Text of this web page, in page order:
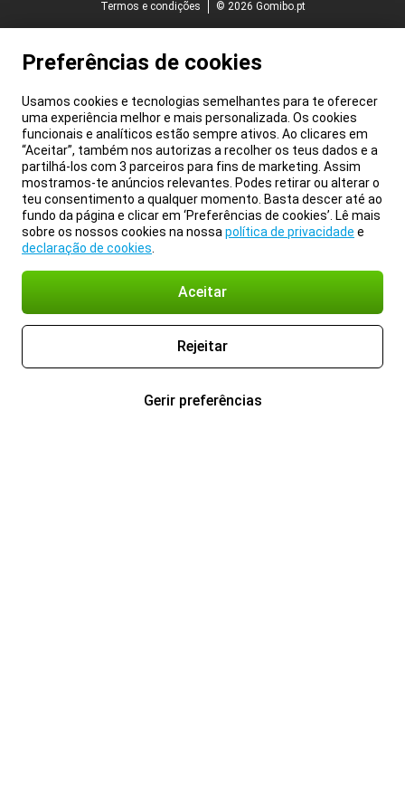
Termos e condições
© 2026 Gomibo.pt
Preferências de cookies
Usamos cookies e tecnologias semelhantes para te oferecer
uma experiência melhor e mais personalizada. Os cookies
funcionais e analíticos estão sempre ativos. Ao clicares em
“Aceitar”, também nos autorizas a recolher os teus dados e a
partilhá-los com 3 parceiros para fins de marketing. Assim
mostramos-te anúncios relevantes. Podes retirar ou alterar o
teu consentimento a qualquer momento. Basta descer até ao
fundo da página e clicar em ‘Preferências de cookies’. Lê mais
sobre os nossos cookies na nossa política de privacidade e
declaração de cookies
Aceitar
Rejeitar
Gerir preferências